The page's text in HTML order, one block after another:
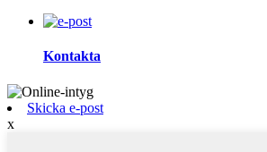
Kontakta
Skicka e-post
x